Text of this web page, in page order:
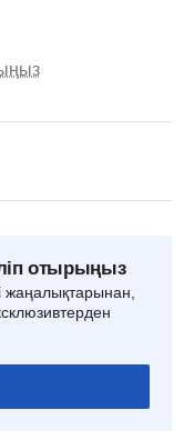
отырыңыз
жаңалықтарынан,